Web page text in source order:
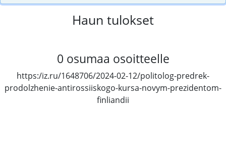
Haun tulokset
0 osumaa osoitteelle
https:/iz.ru/1648706/2024-02-12/politolog-predrek-
prodolzhenie-antirossiiskogo-kursa-novym-prezidentom-
finliandii